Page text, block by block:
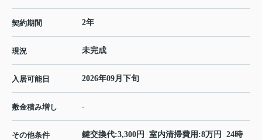
契約期間 2年
現況 未完成
入居可能日 2026年09月下旬
敷金積み増し -
その他条件
鍵交換代:3,300円 室内清掃費用:8万円 24時